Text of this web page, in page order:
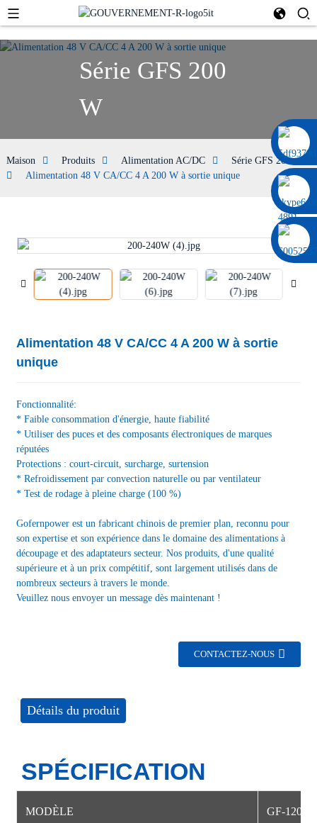
0086 13322920697
Série GFS 200
W
Maison Produits Alimentation AC/DC
Série GFS 200 W
Alimentation 48 V CA/CC 4 A 200 W à sortie unique
Alimentation 48 V CA/CC 4 A 200 W à sortie
unique
Fonctionnalité:
* Faible consommation d'énergie, haute fiabilité
* Utiliser des puces et des composants électroniques de marques
réputées
Protections : court-circuit, surcharge, surtension
* Refroidissement par convection naturelle ou par ventilateur
* Test de rodage à pleine charge (100 %)
Gofernpower est un fabricant chinois de premier plan, reconnu pour
son expertise et son expérience dans le domaine des alimentations à
découpage et des adaptateurs secteur. Nos produits, d'une qualité
supérieure et à un prix compétitif, sont largement utilisés dans de
nombreux secteurs à travers le monde.
Veuillez nous envoyer un message dès maintenant !
CONTACTEZ-NOUS
Détails du produit
SPÉCIFICATION
MODÈLE GF-